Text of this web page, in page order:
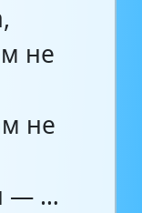
не
не
— …